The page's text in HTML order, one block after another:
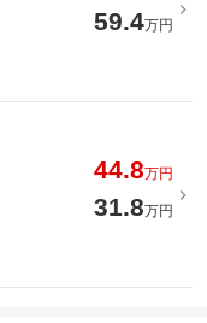
59.4万円
44.8万円
31.8万円